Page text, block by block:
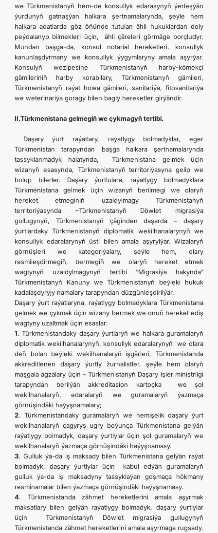
we Türkmenistanyň hem-de konsullyk edarasynyň ýerleşýän
ýurdunyň gatnaşýan halkara şertnamalarynda, şeýle hem
halkara adatlarda göz öňünde tutulan ähli hukuklardan doly
peýdalanyp bilmekleri üçin, ähli çäreleri görmäge borçludyr.
Mundan başga-da, konsul notarial hereketleri, konsullyk
kanunlaşdyrmany we konsullyk ýygymlaryny amala aşyrýar.
Konsulyň wezipesine Türkmenistanyň harby-kömekçi
gämileriniň harby korabllary, Türkmenistanyň gämileri,
Türkmenistanyň raýat howa gämileri, sanitariýa, fitosanitariýa
we weterinariýa goragy bilen bagly hereketler girýändir.
II.Türkmenistana gelmegiň we çykmagyň tertibi.
Daşary ýurt raýatlary, raýatlygy bolmadyklar, eger
Türkmenistan tarapyndan başga halkara şertnamalarynda
tassyklanmadyk halatynda, Türkmenistana gelmek üçin
wizanyň esasynda, Türkmenistanyň territoriýasyna gelip we
bolup bilerler. Daşary ýurtlulara, raýatlygy bolmadyklara
Türkmenistana gelmek üçin wizanyň berilmegi we olaryň
hereket etmeginiň uzaldylmagy Türkmenistanyň
territoriýasynda –Türkmenistanyň Döwlet migrasiýa
gullugynyň, Türkmenistanyň çäginden daşarda – daşary
ýurtlardaky Türkmenistanyň diplomatik wekilhanalarynyň we
konsullyk edaralarynyň üsti bilen amala aşyrylýar. Wizalaryň
görnüşleri we kategoriýalary, şeýle hem, olary
resmileşdirmegiň, bermegiň we olaryň hereket etmek
wagtynyň uzaldylmagynyň tertibi “Migrasiýa hakynda”
Türkmenistanyň Kanuny we Türkmenistanyň beýleki hukuk
kadalaşdyryjy namalary tarapyndan düzgünleşdirilýär.
Daşary ýurt raýatlaryna, raýatlygy bolmadyklara Türkmenistana
gelmek we çykmak üçin wizany bermek we onuň hereket ediş
wagtyny uzaltmak üçin esaslar:
1. Türkmenistandaky daşary ýurtlaryň we halkara guramalaryň
diplomatik wekilhanalarynyň, konsullyk edaralarynyň we olara
deň bolan beýleki wekilhanalaryň işgärleri, Türkmenistanda
akkreditlenen daşary ýurtly žurnalistler, şeýle hem olaryň
maşgala agzalary üçin – Türkmenistanyň Daşary işler ministrligi
tarapyndan berilýän akkreditasion kartoçka we şol
wekilhanalaryň, edaralaryň we guramalaryň ýazmaça
görnüşindäki haýyşnamalary;
2. Türkmenistandaky guramalaryň we hemişelik daşary ýurt
wekilhanalaryň çagyryş ugry boýunça Türkmenistana gelýän
raýatlygy bolmadyk, daşary ýurtlylar üçin şol guramalaryň we
wekilhanalaryň ýazmaça görnüşindäki haýyşnamasy.
3. Gulluk ýa-da iş maksady bilen Türkmenistana gelýän raýat
bolmadyk, daşary ýurtlylar üçin kabul edýän guramalaryň
gulluk ýa-da iş maksadyny tassyklaýan goşmaça hökmany
resminamalar bilen ýazmaça görnüşindäki haýyşnamasy.
4. Türkmenistanda zähmet hereketlerini amala aşyrmak
maksatlary bilen gelýän raýatlygy bolmadyk, daşary ýurtlylar
üçin Türkmenistanyň Döwlet migrasiýa gullugynyň
Türkmenistanda zähmet hereketlerini amala aşyrmaga rugsady.